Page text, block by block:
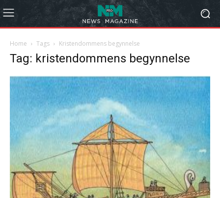
Home Tags Kristendommens begynnelse
Tag: kristendommens begynnelse